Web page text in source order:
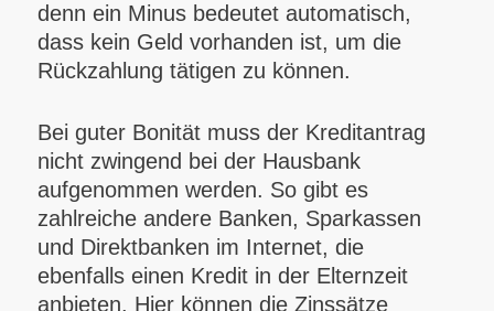
denn ein Minus bedeutet automatisch,
dass kein Geld vorhanden ist, um die
Rückzahlung tätigen zu können.
Bei guter Bonität muss der Kreditantrag
nicht zwingend bei der Hausbank
aufgenommen werden. So gibt es
zahlreiche andere Banken, Sparkassen
und Direktbanken im Internet, die
ebenfalls einen Kredit in der Elternzeit
anbieten. Hier können die Zinssätze